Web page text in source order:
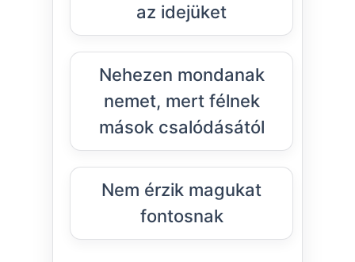
az idejüket
Nehezen mondanak
nemet, mert félnek
mások csalódásától
Nem érzik magukat
fontosnak